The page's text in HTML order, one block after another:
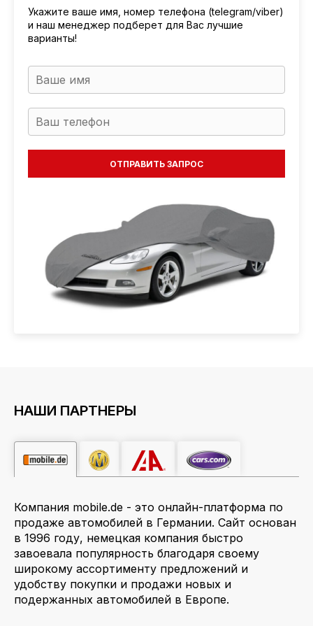
Укажите ваше имя, номер телефона (telegram/viber)
и наш менеджер подберет для Вас лучшие
варианты!
НАШИ ПАРТНЕРЫ
Компания mobile.de - это онлайн-платформа по
продаже автомобилей в Германии. Сайт основан
в 1996 году, немецкая компания быстро
завоевала популярность благодаря своему
широкому ассортименту предложений и
удобству покупки и продажи новых и
подержанных автомобилей в Европе.